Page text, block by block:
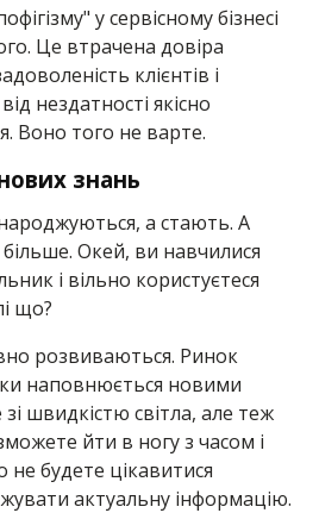
у сервісному бізнесі
Це втрачена довіра
клієнтів і
нездатності якісно
Воно того не варте.
знань
а стають. А
Окей, ви навчилися
і вільно користуєтеся
що?
розвиваються. Ринок
наповнюється новими
швидкістю світла, але теж
йти в ногу з часом і
будете цікавитися
актуальну інформацію.